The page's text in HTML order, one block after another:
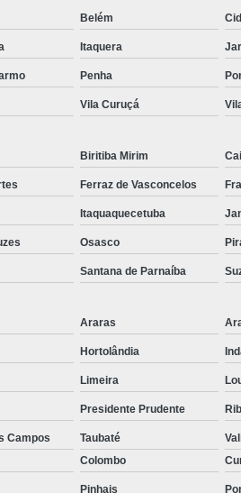
Distribuidor
Belém
Itaquera
Penha
Vila Curuçá
Biritiba Mirim
Ferraz de Vasconcelos
Itaquaquecetuba
Osasco
Santana de Parnaíba
Araras
Hortolândia
Limeira
Presidente Prudente
Campos Taubaté
Colombo
Pinhais